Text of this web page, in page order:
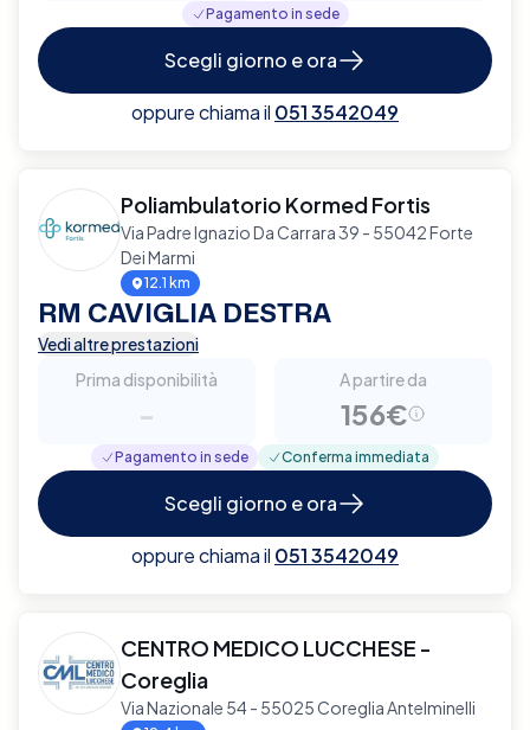
Pagamento in sede
Scegli giorno e ora
oppure chiama il 051 3542049
Poliambulatorio Kormed Fortis
Via Padre Ignazio Da Carrara 39 - 55042 Forte
Dei Marmi
12.1 km
RM CAVIGLIA DESTRA
Vedi altre prestazioni
Prima disponibilità
-
A partire da
156€
Pagamento in sede Conferma immediata
Scegli giorno e ora
oppure chiama il 051 3542049
CENTRO MEDICO LUCCHESE -
Coreglia
Via Nazionale 54 - 55025 Coreglia Antelminelli